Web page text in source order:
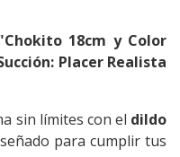
18cm y Color
Placer Realista
sin límites con el dildo
para cumplir tus